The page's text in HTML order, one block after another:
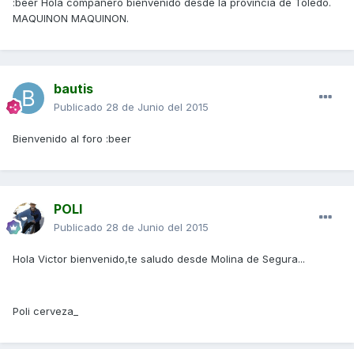
:beer Hola compañero bienvenido desde la provincia de Toledo.
MAQUINON MAQUINON.
bautis
Publicado 28 de Junio del 2015
Bienvenido al foro :beer
POLI
Publicado 28 de Junio del 2015
Hola Victor bienvenido,te saludo desde Molina de Segura...
Poli cerveza_